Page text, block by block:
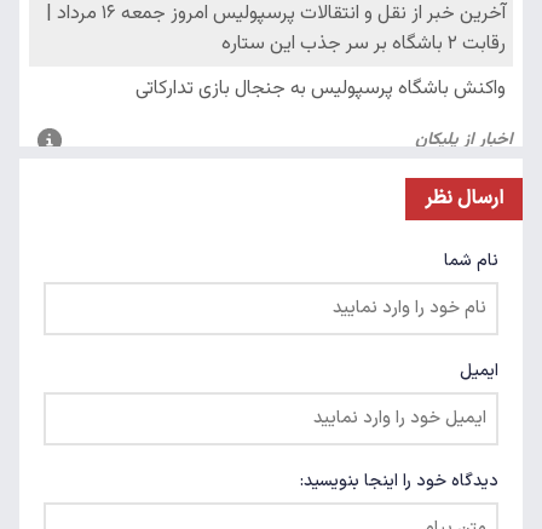
ارسال نظر
نام شما
ایمیل
دیدگاه خود را اینجا بنویسید: